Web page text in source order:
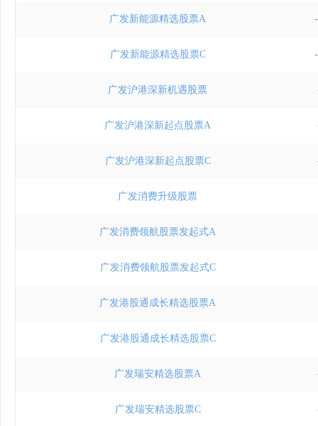
广发新能源精选股票A
广发新能源精选股票C
广发沪港深新机遇股票
广发沪港深新起点股票A
广发沪港深新起点股票C
广发消费升级股票
广发消费领航股票发起式A
广发消费领航股票发起式C
广发港股通成长精选股票A
广发港股通成长精选股票C
广发瑞安精选股票A
广发瑞安精选股票C